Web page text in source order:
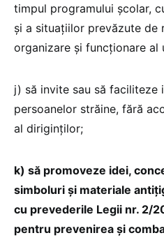
timpul programului școlar,
și a situațiilor prevăzute de
organizare și funcționare al
j) să invite sau să faciliteze
persoanelor străine, fără
al diriginților;
k) să promoveze idei,
simboluri și materiale
cu prevederile Legii nr. 2/
pentru prevenirea și